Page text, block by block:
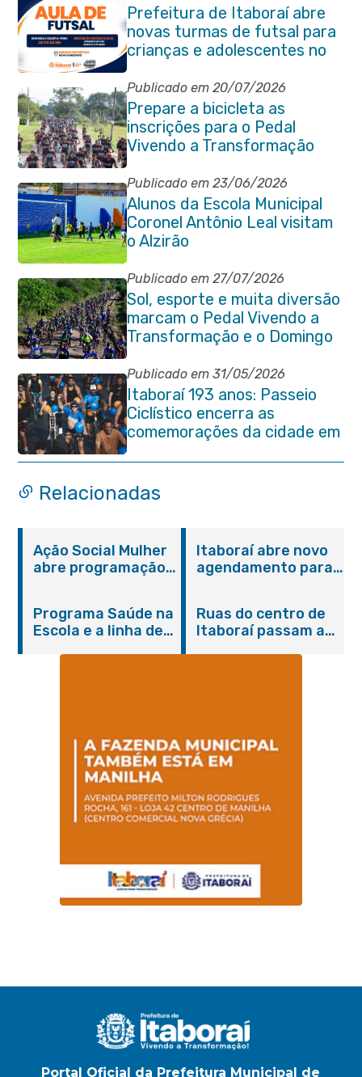
Prefeitura de Itaboraí abre
novas turmas de futsal para
crianças e adolescentes no
Novo Horizonte
Publicado em 20/07/2026
Prepare a bicicleta as
inscrições para o Pedal
Vivendo a Transformação
estão abertas em Itaboraí
Publicado em 23/06/2026
Alunos da Escola Municipal
Coronel Antônio Leal visitam
o Alzirão
Publicado em 27/07/2026
Sol, esporte e muita diversão
marcam o Pedal Vivendo a
Transformação e o Domingo
no Parque Paleontológico
Publicado em 31/05/2026
Itaboraí 193 anos: Passeio
Ciclístico encerra as
comemorações da cidade em
grande estilo
Relacionadas
Ação Social Mulher
abre programação
serviços gratuitos e
orientações
Itaboraí abre novo
agendamento para
Programa Saúde na
Escola e a linha de
Magalhães Seabra
Ruas do centro de
Itaboraí passam a
Portal Oficial da Prefeitura Municipal de